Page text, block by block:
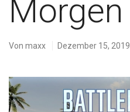
Morgen
Von maxx Dezember 15, 2019